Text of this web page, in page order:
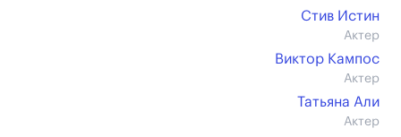
Стив Истин
Актер
Виктор Кампос
Актер
Татьяна Али
Актер